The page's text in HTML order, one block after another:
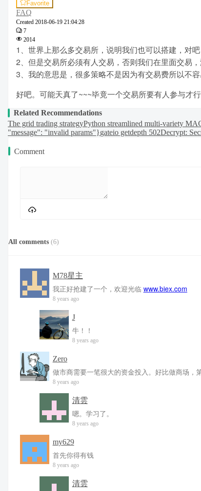
Favorite
FAQ
Created 2018-06-19 21:04:28
7
2014
1、世界上那么多交易所，说明我们也可以搭建，对吧
2、但是交易所必须有人交易，否则我们在里面交易
3、我的意思是，很多策略不是因为有交易费所以不
好吧。可能天真了~~~毕竟一个交易所要有人参与才
Related Recommendations
The grid trading strategyPython streamlined multi-variety
"message": "invalid params"}gateio getdepth 502Decrypt:
Comment
All comments (6)
M78星主
我正好抢建了一个，欢迎光临 www.biex.com
8 years ago
J
牛！！
8 years ago
Zero
做市商需要一笔很大的资金投入。好比做商场
8 years ago
清雲
嗯。学习了。
8 years ago
my629
首先你得有钱
8 years ago
清雲